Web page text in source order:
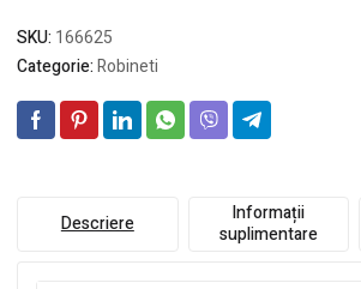
SKU: 166625
Categorie:Robineti
Descriere
Informații
suplimentare